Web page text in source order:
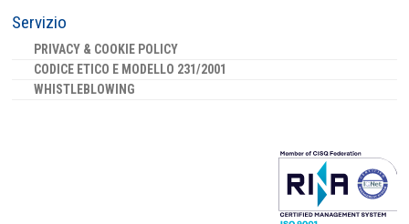
Servizio
PRIVACY & COOKIE POLICY
CODICE ETICO E MODELLO 231/2001
WHISTLEBLOWING